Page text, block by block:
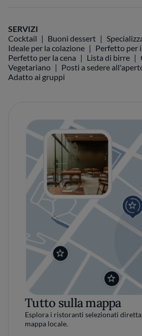
SERVIZI
Cocktail
Buoni dessert
Ideale per la colazione
Perfetto per
Perfetto per la cena
Lista di birre
Vegetariano
Posti a sedere
Adatto ai gruppi
Tutto sulla mappa
Esplora i ristoranti selezionati
mappa locale.